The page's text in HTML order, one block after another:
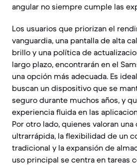
angular no siempre cumple las
Los usuarios que priorizan el
vanguardia, una pantalla de alta
brillo y una política de
largo plazo, encontrarán en el
una opción más adecuada. Es
buscan un dispositivo que se
seguro durante muchos años, y
experiencia fluida en las
Por otro lado, quienes valoran
ultrarrápida, la flexibilidad de un
tradicional y la expansión de
uso principal se centra en tareas